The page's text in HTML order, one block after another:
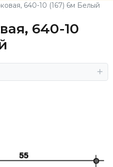
640-10 (167) 6м Белый
640-10